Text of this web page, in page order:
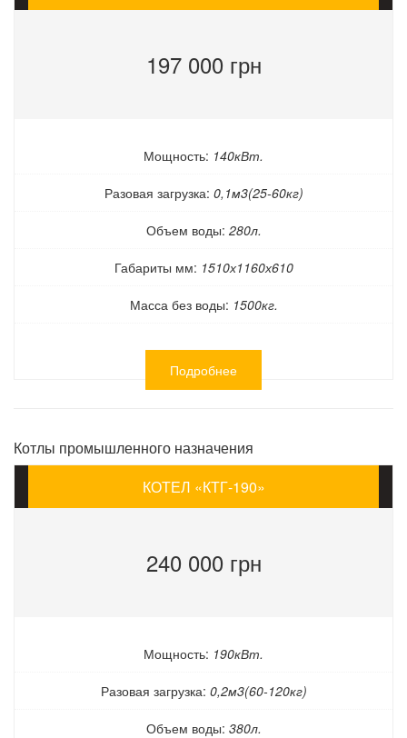
197 000 грн
Мощность: 140кВт.
Разовая загрузка: 0,1м3(25-60кг)
Объем воды: 280л.
Габариты мм: 1510х1160х610
Масса без воды: 1500кг.
Подробнее
Котлы промышленного назначения
КОТЕЛ «КТГ-190»
240 000 грн
Мощность: 190кВт.
Разовая загрузка: 0,2м3(60-120кг)
Объем воды: 380л.